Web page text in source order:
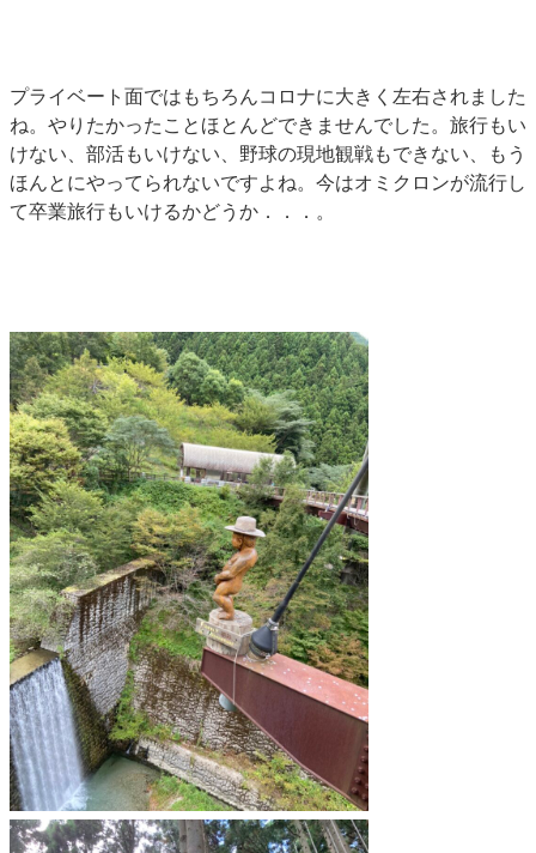
プライベート面ではもちろんコロナに大きく左右されました
ね。やりたかったことほとんどできませんでした。旅行もい
けない、部活もいけない、野球の現地観戦もできない、もう
ほんとにやってられないですよね。今はオミクロンが流行し
て卒業旅行もいけるかどうか．．．。